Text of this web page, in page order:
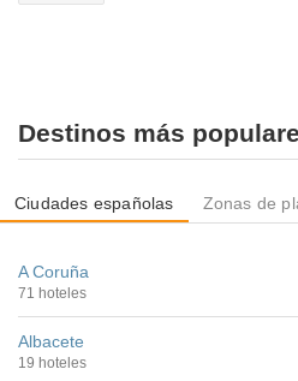
Destinos más
Ciudades españolas Zonas de
A Coruña
71 hoteles
Albacete
19 hoteles